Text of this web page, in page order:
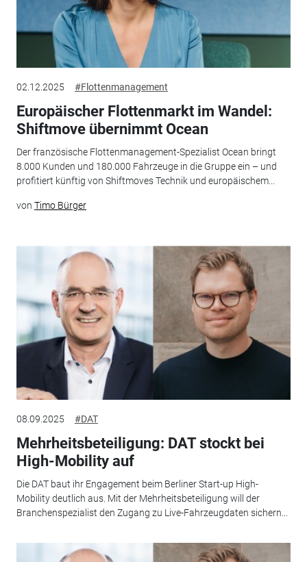
02.12.2025 #Flottenmanagement
Europäischer Flottenmarkt im Wandel:
Shiftmove übernimmt Ocean
Der französische Flottenmanagement-Spezialist Ocean bringt
8.000 Kunden und 180.000 Fahrzeuge in die Gruppe ein – und
profitiert künftig von Shiftmoves Technik und europäischem...
von Timo Bürger
08.09.2025 #DAT
Mehrheitsbeteiligung: DAT stockt bei
High-Mobility auf
Die DAT baut ihr Engagement beim Berliner Start-up High-
Mobility deutlich aus. Mit der Mehrheitsbeteiligung will der
Branchenspezialist den Zugang zu Live-Fahrzeugdaten sichern...